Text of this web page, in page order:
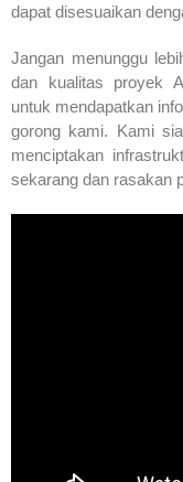
dapat disesuaikan
Jangan menunggu
dan kualitas proyek
untuk mendapatkan
gorong kami. Kami
menciptakan
sekarang dan rasakan